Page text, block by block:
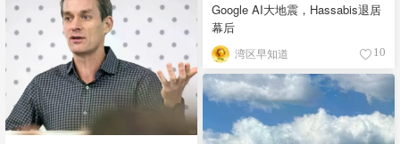
Google AI大地震，Hassabis退居
幕后
湾区早知道 10